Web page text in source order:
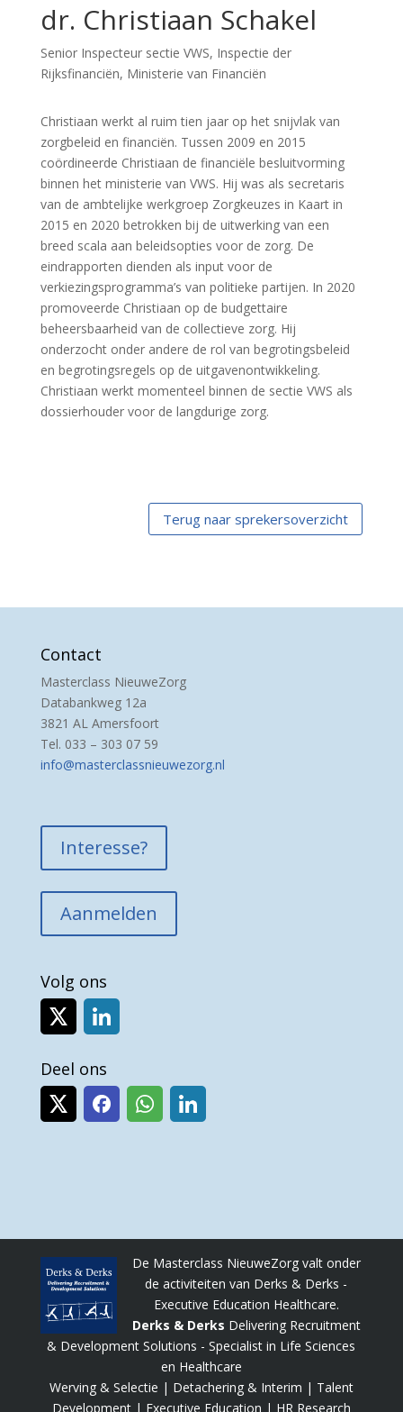
dr. Christiaan Schakel
Senior Inspecteur sectie VWS, Inspectie der
Rijksfinanciën, Ministerie van Financiën
Christiaan werkt al ruim tien jaar op het snijvlak van
zorgbeleid en financiën. Tussen 2009 en 2015
coördineerde Christiaan de financiële besluitvorming
binnen het ministerie van VWS. Hij was als secretaris
van de ambtelijke werkgroep Zorgkeuzes in Kaart in
2015 en 2020 betrokken bij de uitwerking van een
breed scala aan beleidsopties voor de zorg. De
eindrapporten dienden als input voor de
verkiezingsprogramma’s van politieke partijen. In 2020
promoveerde Christiaan op de budgettaire
beheersbaarheid van de collectieve zorg. Hij
onderzocht onder andere de rol van begrotingsbeleid
en begrotingsregels op de uitgavenontwikkeling.
Christiaan werkt momenteel binnen de sectie VWS als
dossierhouder voor de langdurige zorg.
Terug naar sprekersoverzicht
Contact
Masterclass NieuweZorg
Databankweg 12a
3821 AL Amersfoort
Tel. 033 – 303 07 59
info@masterclassnieuwezorg.nl
Interesse?
Aanmelden
Volg ons
Deel ons
De Masterclass NieuweZorg valt onder
de activiteiten van Derks & Derks -
Executive Education Healthcare.
Derks & Derks Delivering Recruitment
& Development Solutions - Specialist in Life Sciences
en Healthcare
Werving & Selectie | Detachering & Interim | Talent
Development | Executive Education | HR Research